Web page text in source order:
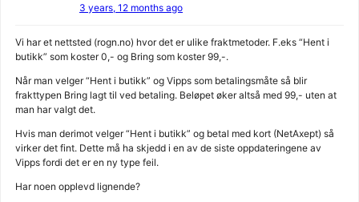
3 years, 12 months ago
Vi har et nettsted (rogn.no) hvor det er ulike fraktmetoder. F.eks “Hent i
butikk” som koster 0,- og Bring som koster 99,-.
Når man velger “Hent i butikk” og Vipps som betalingsmåte så blir
frakttypen Bring lagt til ved betaling. Beløpet øker altså med 99,- uten at
man har valgt det.
Hvis man derimot velger “Hent i butikk” og betal med kort (NetAxept) så
virker det fint. Dette må ha skjedd i en av de siste oppdateringene av
Vipps fordi det er en ny type feil.
Har noen opplevd lignende?